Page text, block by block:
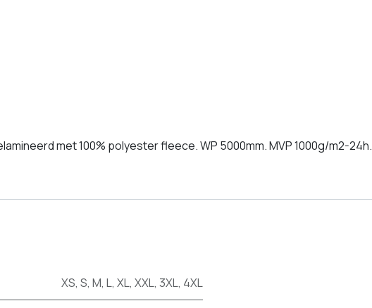
met 100% polyester fleece. WP 5000mm. MVP 1000g/m2-24h.
XS, S, M, L, XL, XXL, 3XL, 4XL